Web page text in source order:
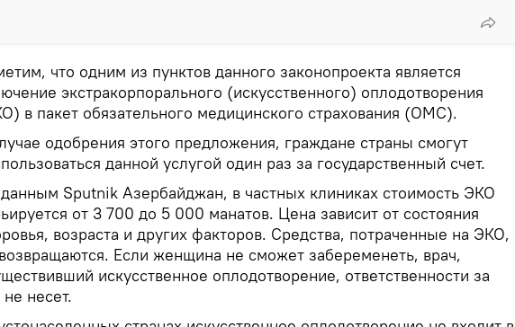
что одним из пунктов данного законопроекта является
экстракорпорального (искусственного) оплодотворения
в пакет обязательного медицинского страхования (ОМС).
одобрения этого предложения, граждане страны смогут
данной услугой один раз за государственный счет.
Sputnik Азербайджан, в частных клиниках стоимость ЭКО
от 3 700 до 5 000 манатов. Цена зависит от состояния
возраста и других факторов. Средства, потраченные на ЭКО,
Если женщина не сможет забеременеть, врач,
искусственное оплодотворение, ответственности за
не несет.